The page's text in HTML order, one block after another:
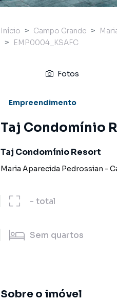
Início Campo Grande
EMP0004_KSAFC
Fotos
Empreendimento
Taj Condomínio
Taj Condomínio Resort
Maria Aparecida Pedrossian -
- total
Sem quartos
Sobre o imóvel